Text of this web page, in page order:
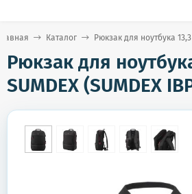
Каталог Рюкзак для ноутбука 13,3
Рюкзак для
SUMDEX (SUMDEX